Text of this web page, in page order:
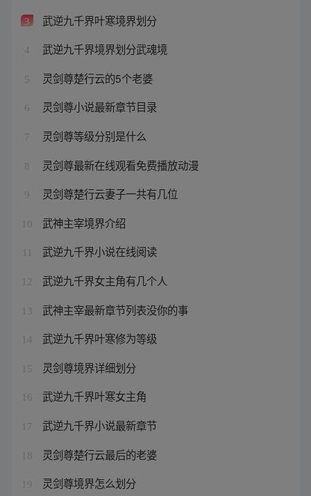
3 武逆九千界叶寒境界划分
4 武逆九千界境界划分武魂境
5 灵剑尊楚行云的5个老婆
6 灵剑尊小说最新章节目录
7 灵剑尊等级分别是什么
8 灵剑尊最新在线观看免费播放动漫
9 灵剑尊楚行云妻子一共有几位
10 武神主宰境界介绍
武逆九千界小说在线阅读
12 武逆九千界女主角有几个人
13 武神主宰最新章节列表没你的事
14 武逆九千界叶寒修为等级
15 灵剑尊境界详细划分
16 武逆九千界叶寒女主角
17 武逆九千界小说最新章节
18 灵剑尊楚行云最后的老婆
19 灵剑尊境界怎么划分